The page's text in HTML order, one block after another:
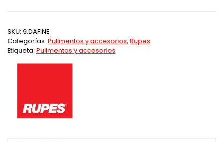
Fine
Rupes
SKU: 9.DAFINE
Categorías: Pulimentos y accesorios, Rupes
Etiqueta: Pulimentos y accesorios